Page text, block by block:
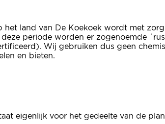
land van De Koekoek wordt met
periode worden er zogenoemde
Wij gebruiken dus geen
en bieten.
eigenlijk voor het gedeelte van de